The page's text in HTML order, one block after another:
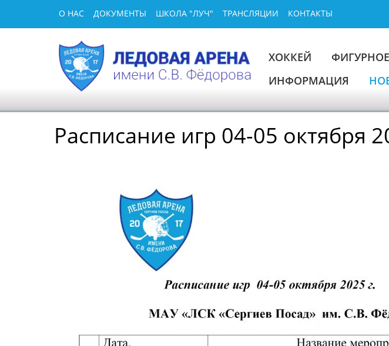
О НАС ДОКУМЕНТЫ ШКОЛА "ЛУЧ" ТРАНСЛЯЦИИ КОНТАКТЫ
ХОККЕЙ
ИНФОРМАЦИЯ
Расписание игр 04-05 октября